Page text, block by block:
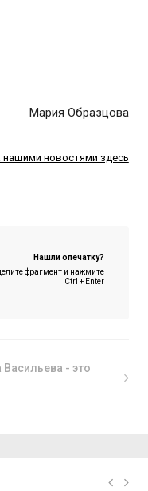
Мария Образцова
нашими новостями здесь
Нашли опечатку?
фрагмент и нажмите
Ctrl + Enter
- это